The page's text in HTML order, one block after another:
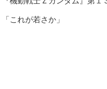
「これが若さか」